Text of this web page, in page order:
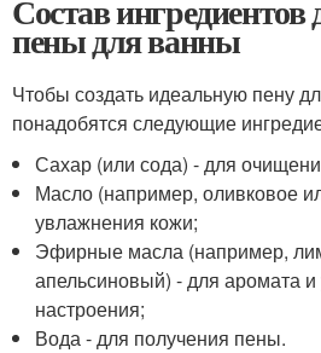
Состав ингредиентов
пены для ванны
Чтобы создать идеальную пену
понадобятся следующие
Сахар (или сода) - для
Масло (например, оливковое
увлажнения кожи;
Эфирные масла (например,
апельсиновый) - для аромата
настроения;
Вода - для получения пены.